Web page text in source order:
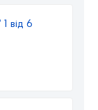
від 6